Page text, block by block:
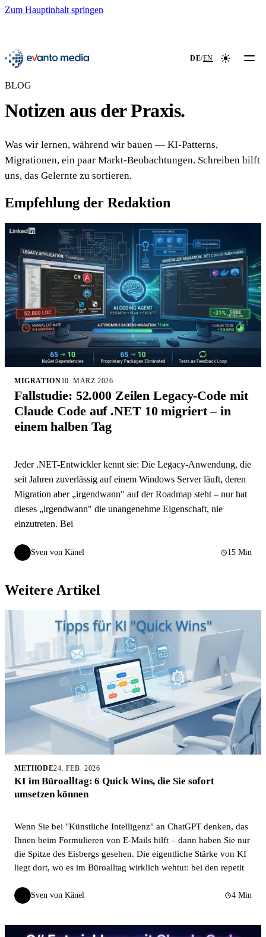
Zum Hauptinhalt springen
evanto media DE/EN Farbmodus
BLOG
Notizen aus der Praxis.
Was wir lernen, während wir bauen — KI-Patterns,
Migrationen, ein paar Markt-Beobachtungen. Schreiben hilft
uns, das Gelernte zu sortieren.
Empfehlung der Redaktion
MIGRATION10. MÄRZ 2026
Fallstudie: 52.000 Zeilen Legacy-Code mit
Claude Code auf .NET 10 migriert – in
einem halben Tag
Jeder .NET-Entwickler kennt sie: Die Legacy-Anwendung, die
seit Jahren zuverlässig auf einem Windows Server läuft, deren
Migration aber „irgendwann" auf der Roadmap steht – nur hat
dieses „irgendwann" die unangenehme Eigenschaft, nie
einzutreten. Bei
Sven von Känel 15 Min
Weitere Artikel
METHODE24. FEB. 2026
KI im Büroalltag: 6 Quick Wins, die Sie sofort
umsetzen können
Wenn Sie bei "Künstliche Intelligenz" an ChatGPT denken, das
Ihnen beim Formulieren von E-Mails hilft – dann haben Sie nur
die Spitze des Eisbergs gesehen. Die eigentliche Stärke von KI
liegt dort, wo es im Büroalltag wirklich wehtut: bei den repetit
Sven von Känel 4 Min